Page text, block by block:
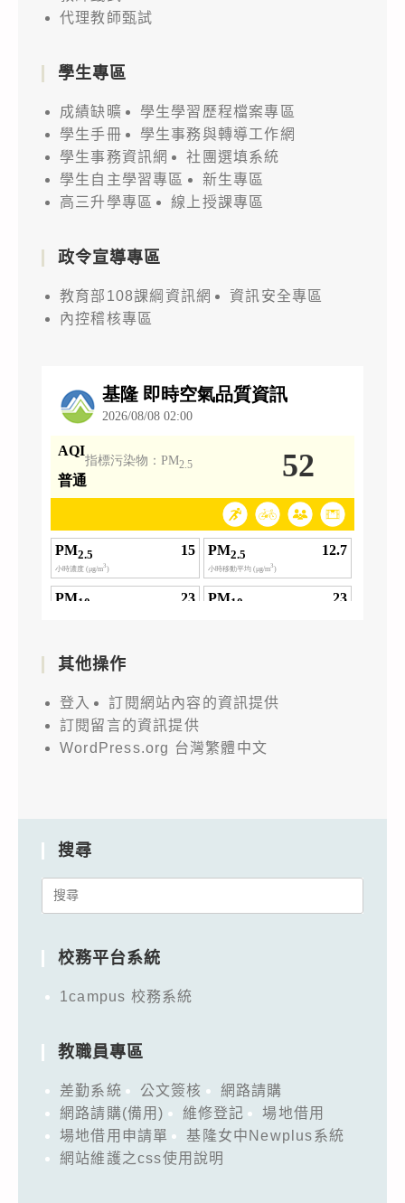
代理教師甄試
學生專區
成績缺曠
學生學習歷程檔案專區
學生手冊
學生事務與轉導工作網
學生事務資訊網
社團選填系統
學生自主學習專區
新生專區
高三升學專區
線上授課專區
政令宣導專區
教育部108課綱資訊網
資訊安全專區
內控稽核專區
其他操作
登入
訂閱網站內容的資訊提供
訂閱留言的資訊提供
WordPress.org 台灣繁體中文
搜尋
Search
校務平台系統
1campus 校務系統
教職員專區
差勤系統 公文簽核
網路請購
網路請購(備用)
維修登記
場地借用
場地借用申請單
基隆女中Newplus系統
網站維護之css使用說明